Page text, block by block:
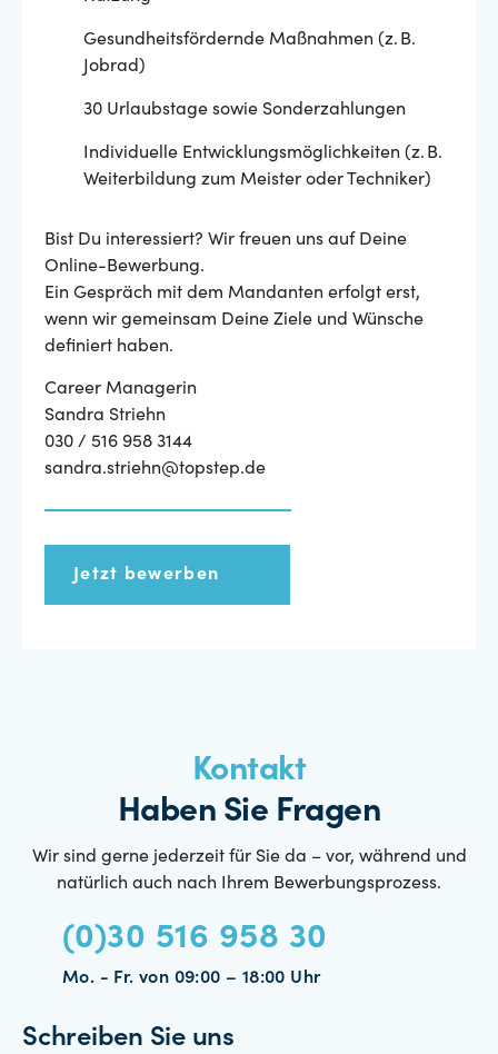
Gesundheitsfördernde Maßnahmen (z. B.
Jobrad)
30 Urlaubstage sowie Sonderzahlungen
Individuelle Entwicklungsmöglichkeiten (z. B.
Weiterbildung zum Meister oder Techniker)
Bist Du interessiert? Wir freuen uns auf Deine
Online-Bewerbung.
Ein Gespräch mit dem Mandanten erfolgt erst,
wenn wir gemeinsam Deine Ziele und Wünsche
definiert haben.
Career Managerin
Sandra Striehn
030 / 516 958 3144
sandra.striehn@topstep.de
Jetzt bewerben
Kontakt
Haben Sie Fragen
Wir sind gerne jederzeit für Sie da – vor, während und
natürlich auch nach Ihrem Bewerbungsprozess.
(0)30 516 958 30
Mo. - Fr. von 09:00 – 18:00 Uhr
Schreiben Sie uns